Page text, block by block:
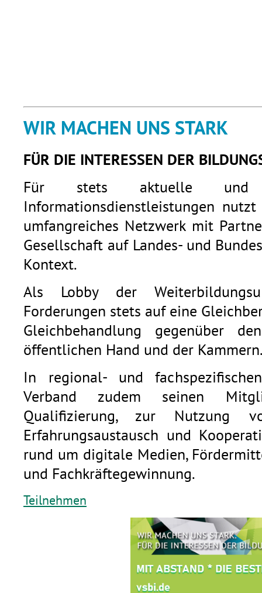
WIR MACHEN UNS STARK
FÜR DIE INTERESSEN DER
Für stets aktuelle und
Informationsdienstleistungen
umfangreiches Netzwerk mit
Gesellschaft auf Landes- und
Kontext.
Als Lobby der
Forderungen stets auf eine
Gleichbehandlung gegenüber
öffentlichen Hand und der
In regional- und
Verband zudem seinen
Qualifizierung, zur Nutzung
Erfahrungsaustausch und
rund um digitale Medien,
und Fachkräftegewinnung.
Teilnehmen